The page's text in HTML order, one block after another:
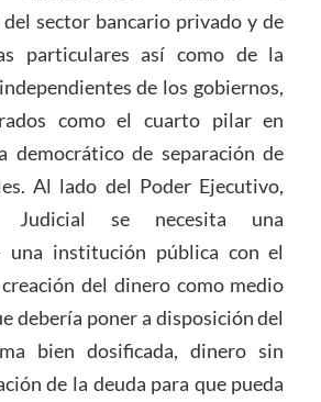
sector bancario privado y de
particulares así como de la
de los gobiernos,
como el cuarto pilar en
democrático de separación de
Al lado del Poder Ejecutivo,
Judicial se necesita una
una institución pública con el
del dinero como medio
debería poner a disposición del
bien dosificada, dinero sin
de la deuda para que pueda